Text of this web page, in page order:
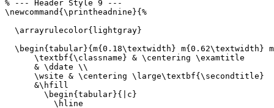
% --- Header Style 9 ---
\newcommand{\printheadnine}{%
  \arrayrulecolor{lightgray}
\begin{tabular}{m{0.18\textwidth} m{0.62\textwidth}
      \textbf{\classname} & \centering \examtitle
      & \ddate \\
      \wsite & \centering \large\textbf{\secondtitle}
      &\hfill
        \begin{tabular}{|c}
          \hline